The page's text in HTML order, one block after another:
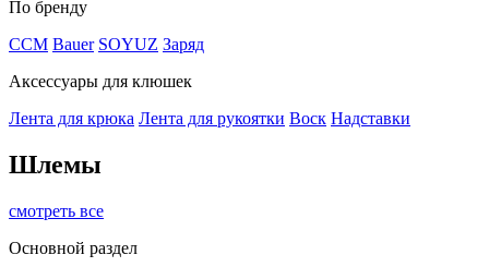
По бренду
CCM Bauer SOYUZ Заряд
Аксессуары для клюшек
Лента для крюка Лента для рукоятки Воск Надставки
Шлемы
смотреть все
Основной раздел